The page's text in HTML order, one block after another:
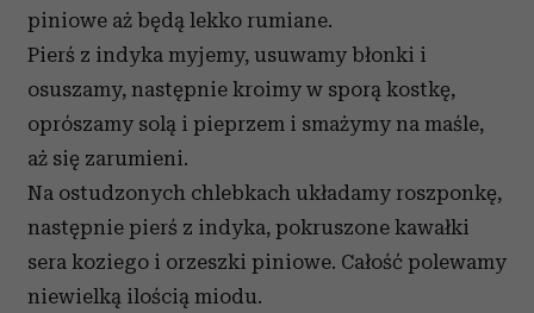
piniowe aż będą lekko rumiane.
Pierś z indyka myjemy, usuwamy błonki i
osuszamy, następnie kroimy w sporą kostkę,
oprószamy solą i pieprzem i smażymy na maśle,
aż się zarumieni.
Na ostudzonych chlebkach układamy roszponkę,
następnie pierś z indyka, pokruszone kawałki
sera koziego i orzeszki piniowe. Całość polewamy
niewielką ilością miodu.